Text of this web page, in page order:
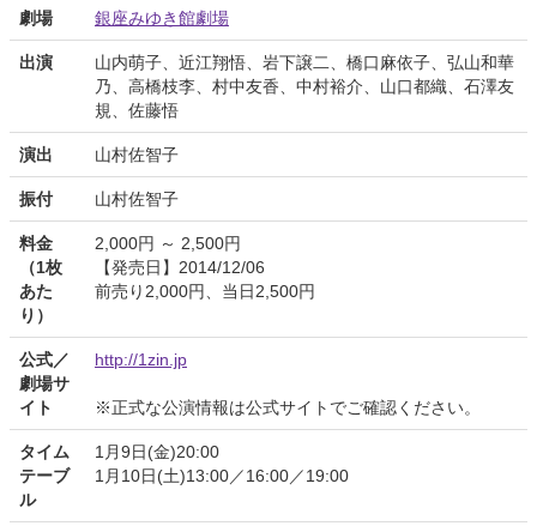
劇場 銀座みゆき館劇場
出演
山内萌子、近江翔悟、岩下譲二、橋口麻依子、弘山和華
乃、高橋枝李、村中友香、中村裕介、山口都織、石澤友
規、佐藤悟
演出 山村佐智子
振付 山村佐智子
料金
（1枚
あた
り）
2,000円 ～ 2,500円
【発売日】2014/12/06
前売り2,000円、当日2,500円
公式／
劇場サ
イト
http://1zin.jp
※正式な公演情報は公式サイトでご確認ください。
タイム
テーブ
ル
1月9日(金)20:00
1月10日(土)13:00／16:00／19:00